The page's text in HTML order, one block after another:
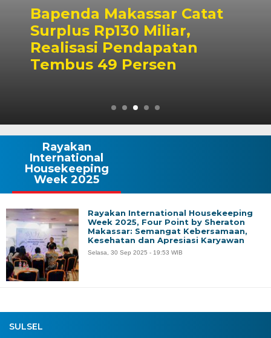
Bapenda Makassar Catat
Surplus Rp130 Miliar,
Realisasi Pendapatan
Tembus 49 Persen
SULSEL
Rayakan
International
Housekeeping
Week 2025
Rayakan International Housekeeping
Week 2025, Four Point by Sheraton
Makassar: Semangat Kebersamaan,
Kesehatan dan Apresiasi Karyawan
Selasa, 30 Sep 2025 - 19:53 WIB